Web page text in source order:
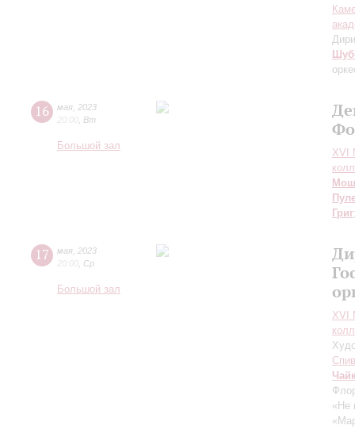
16 мая 2023
20:00 Вт
Большой зал
XVI
Григ
17 мая 2023
20:00 Ср
Большой зал
XVI
«Не